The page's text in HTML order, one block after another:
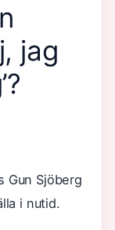
jag
Gun Sjöberg
i nutid.